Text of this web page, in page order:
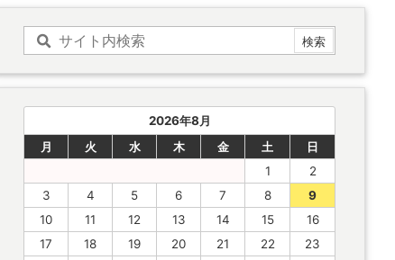
2026年8月
月
火 水 木 金 土
日
1
2
3
4 5 6 7 8
9
10
11 12 13 14 15
16
17
18 19 20 21 22
23